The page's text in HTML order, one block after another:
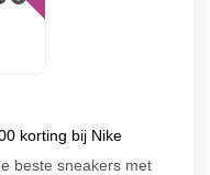
korting bij Nike
beste sneakers met